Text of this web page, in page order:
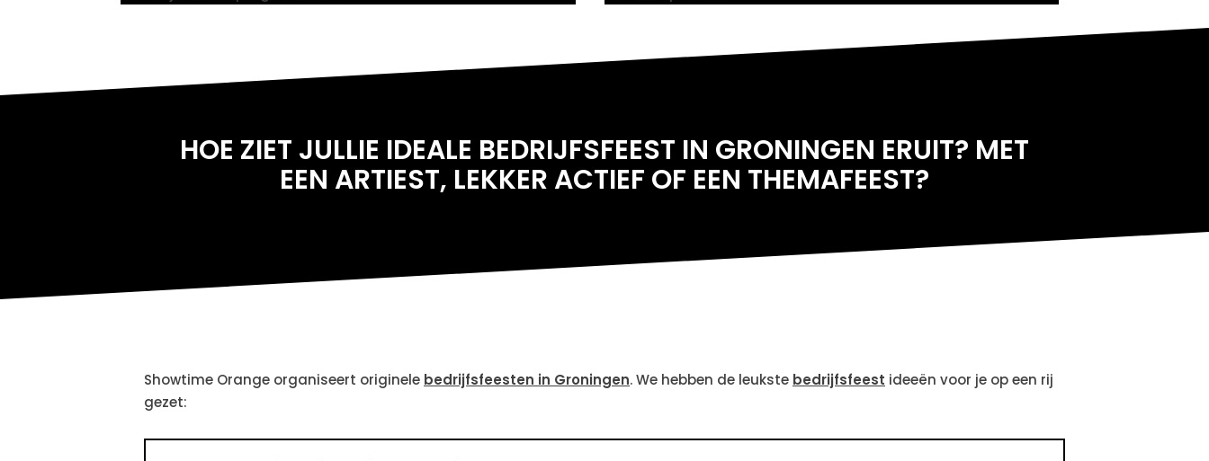
HOE ZIET JULLIE IDEALE BEDRIJFSFEEST IN GRONINGEN ERUIT? MET
EEN ARTIEST, LEKKER ACTIEF OF EEN THEMAFEEST?
Showtime Orange organiseert originele bedrijfsfeesten in Groningen. We hebben de leukste bedrijfsfeest ideeën voor je op een rij
gezet: